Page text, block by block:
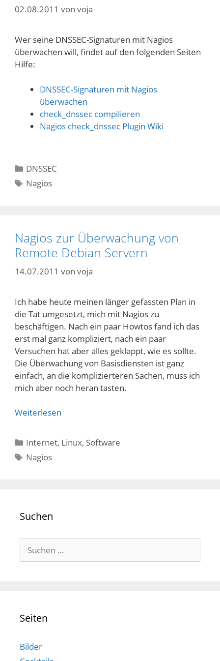
02.08.2011 von voja
Wer seine DNSSEC-Signaturen mit Nagios
überwachen will, findet auf den folgenden Seiten
Hilfe:
DNSSEC-Signaturen mit Nagios
überwachen
check_dnssec compilieren
Nagios check_dnssec Plugin Wiki
Kategorien
DNSSEC
Schlagwörter
Nagios
Nagios zur Überwachung von
Remote Debian Servern
14.07.2011 von voja
Ich habe heute meinen länger gefassten Plan in
die Tat umgesetzt, mich mit Nagios zu
beschäftigen. Nach ein paar Howtos fand ich das
erst mal ganz kompliziert, nach ein paar
Versuchen hat aber alles geklappt, wie es sollte.
Die Überwachung von Basisdiensten ist ganz
einfach, an die komplizierteren Sachen, muss ich
mich aber noch heran tasten.
Weiterlesen
Kategorien
Internet, Linux, Software
Schlagwörter
Nagios
Suchen
Suchen
nach:
Seiten
Bilder